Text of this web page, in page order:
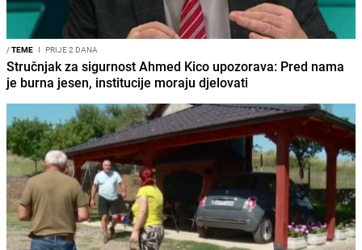
/TEME I PRIJE 2 DANA
Stručnjak za sigurnost Ahmed Kico upozorava: Pred nama
je burna jesen, institucije moraju djelovati